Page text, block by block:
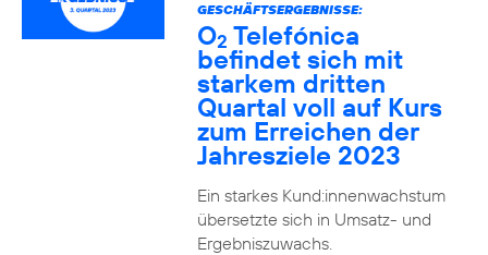
GESCHÄFTSERGEBNISSE:
O2 Telefónica
befindet sich mit
starkem dritten
Quartal voll auf Kurs
zum Erreichen der
Jahresziele 2023
Ein starkes Kund:innenwachstum
übersetzte sich in Umsatz- und
Ergebniszuwachs.